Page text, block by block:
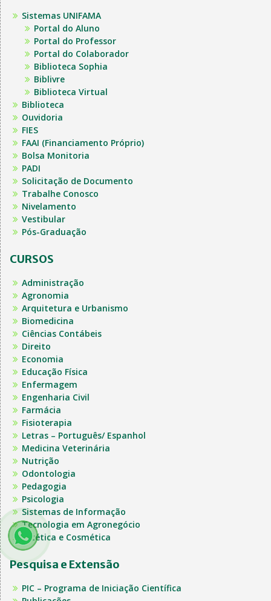
Sistemas UNIFAMA
Portal do Aluno
Portal do Professor
Portal do Colaborador
Biblioteca Sophia
Biblivre
Biblioteca Virtual
Biblioteca
Ouvidoria
FIES
FAAI (Financiamento Próprio)
Bolsa Monitoria
PADI
Solicitação de Documento
Trabalhe Conosco
Nivelamento
Vestibular
Pós-Graduação
CURSOS
Administração
Agronomia
Arquitetura e Urbanismo
Biomedicina
Ciências Contábeis
Direito
Economia
Educação Física
Enfermagem
Engenharia Civil
Farmácia
Fisioterapia
Letras – Português/ Espanhol
Medicina Veterinária
Nutrição
Odontologia
Pedagogia
Psicologia
Sistemas de Informação
Tecnologia em Agronegócio
Estética e Cosmética
Pesquisa e Extensão
PIC – Programa de Iniciação Científica